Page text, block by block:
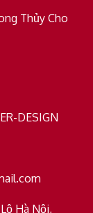
Thủy Cho
DESIGN
Hà Nội,